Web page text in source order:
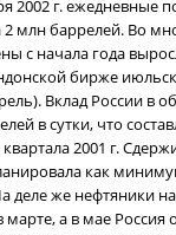
2002 г. ежедневные
млн баррелей. Во
с начала года
бирже
Вклад России в
в сутки, что
2001 г.
как
деле же нефтяники
а в мае Россия